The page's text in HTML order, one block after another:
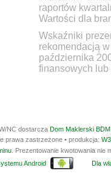
raportów
Wartości dla
Wskaźniki
rekomendacją
października
finansowych lub
NC dostarcza Dom Maklerski
prawa zastrzeżone • produkcja:
. Prezentowanie kwotowania
Android Dla